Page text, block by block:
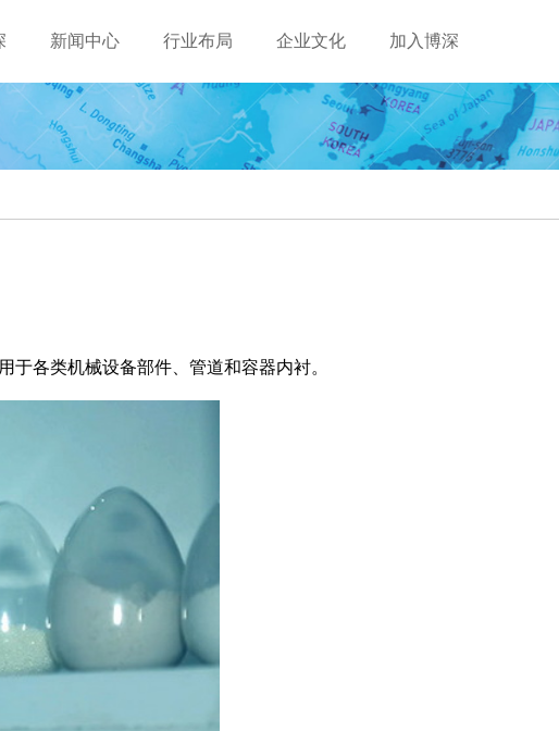
新闻中心 行业布局 企业文化 加入博深
各类机械设备部件、管道和容器内衬。